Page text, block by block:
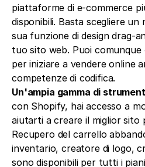
piattaforme di e-commerce
disponibili. Basta scegliere un
sua funzione di design drag-
tuo sito web. Puoi
per iniziare a vendere online
competenze di codifica.
Un'ampia gamma di
con Shopify, hai accesso a
aiutarti a creare il miglior sito
Recupero del carrello
inventario, creatore di logo,
sono disponibili per tutti i